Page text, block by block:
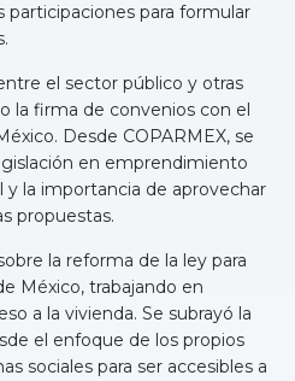
participaciones para formular
el sector público y otras
la firma de convenios con el
Desde COPARMEX, se
en emprendimiento
y la importancia de aprovechar
propuestas.
la reforma de la ley para
México, trabajando en
a la vivienda. Se subrayó la
el enfoque de los propios
sociales para ser accesibles a